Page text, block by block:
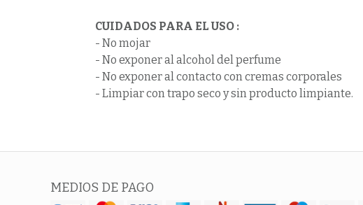
CUIDADOS PARA EL USO:
- No mojar
- No exponer al alcohol del perfume
- No exponer al contacto con cremas corporales
- Limpiar con trapo seco y sin producto limpiante.
MEDIOS DE PAGO